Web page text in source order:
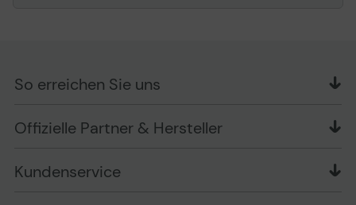
Offizielle Partner & Hersteller
Kundenservice
So erreichen Sie uns
Schlesierring 35
Telefon: +49 (0) 2542 / 9558250